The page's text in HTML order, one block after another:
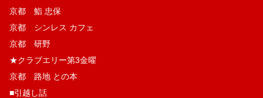
京都 鮨 忠保
京都 シンレス カフェ
京都 研野
★クラブエリー第3金曜
京都 路地 との本
■引越し話